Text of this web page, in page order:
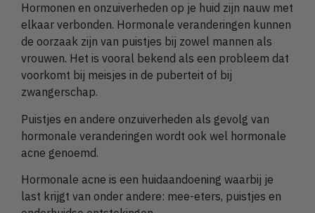
Hormonen en onzuiverheden op je huid zijn nauw met
elkaar verbonden. Hormonale veranderingen kunnen
de oorzaak zijn van puistjes bij zowel mannen als
vrouwen. Het is vooral bekend als een probleem dat
voorkomt bij meisjes in de puberteit of bij
zwangerschap.
Puistjes en andere onzuiverheden als gevolg van
hormonale veranderingen wordt ook wel hormonale
acne genoemd.
Hormonale acne is een huidaandoening waarbij je
last krijgt van onder andere: mee-eters, puistjes en